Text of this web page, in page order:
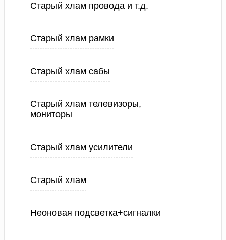
Старый хлам провода и т.д.
Старый хлам рамки
Старый хлам сабы
Старый хлам телевизоры,
мониторы
Старый хлам усилители
Старый хлам
Неоновая подсветка+сигналки